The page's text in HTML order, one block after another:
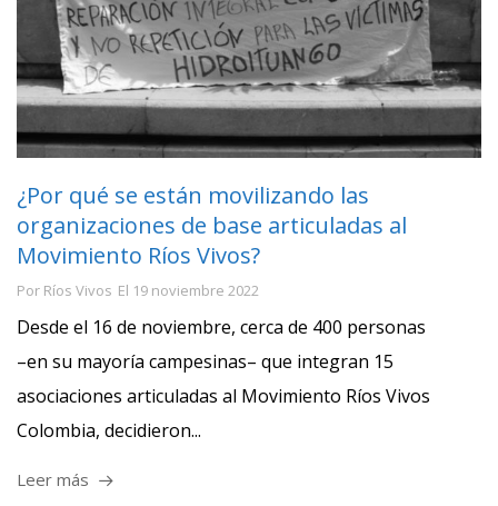
¿Por qué se están movilizando las
organizaciones de base articuladas al
Movimiento Ríos Vivos?
Por Ríos Vivos El 19 noviembre 2022
Desde el 16 de noviembre, cerca de 400 personas
–en su mayoría campesinas– que integran 15
asociaciones articuladas al Movimiento Ríos Vivos
Colombia, decidieron...
Leer más